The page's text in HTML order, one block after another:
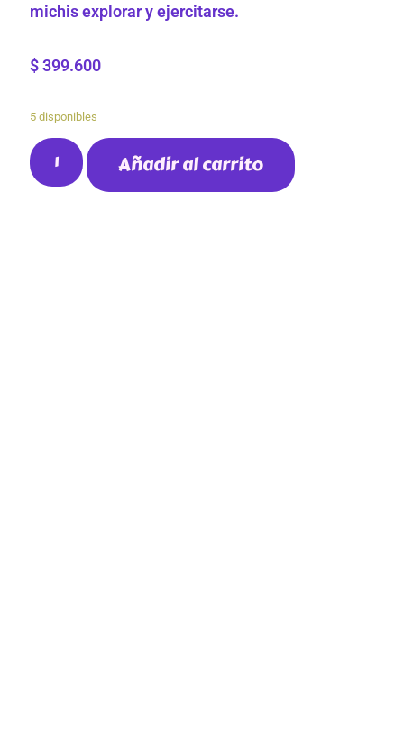
michis explorar y ejercitarse.
$ 399.600
5 disponibles
Añadir al carrito